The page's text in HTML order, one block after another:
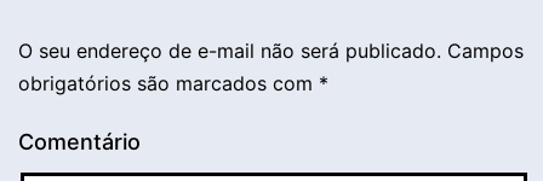
O seu endereço de e-mail não será publicado. Campos
obrigatórios são marcados com *
Comentário